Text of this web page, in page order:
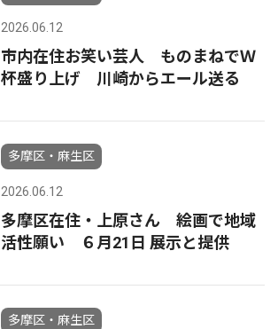
2026.06.12
市内在住お笑い芸人 ものまねでＷ
杯盛り上げ 川崎からエール送る
多摩区・麻生区
2026.06.12
多摩区在住・上原さん 絵画で地域
活性願い ６月21日 展示と提供
多摩区・麻生区